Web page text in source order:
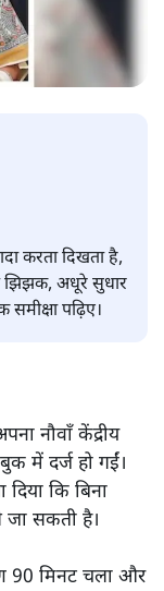
करता दिखता है,
झिझक, अधूरे सुधार
पढ़िए।
नौवाँ केंद्रीय
में दर्ज हो गईं।
कि बिना
सकती है।
90 मिनट चला और